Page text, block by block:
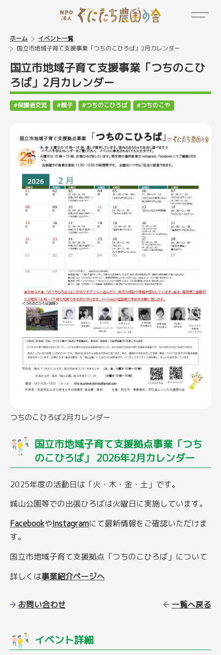
ホーム
イベント一覧
国立市地域子育て支援事業「つちのこひろば」2月カレンダー
国立市地域子育て支援事業「つちのこひ
ろば」2月カレンダー
保護者交流 親子 つちのこひろば つちのこや
つちのこひろば2月カレンダー
国立市地域子育て支援拠点事業「つち
のこひろば」 2026年2月カレンダー
2025年度の活動日は「火・木・金・土」です。
城山公園等での出張ひろばは火曜日に実施しています。
FacebookやInstagramにて最新情報をご確認いただけま
す。
国立市地域子育て支援拠点「つちのこひろば」について
詳しくは事業紹介ページへ
お問い合わせ 一覧へ戻る
イベント詳細